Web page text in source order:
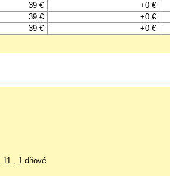
39 €
+0 €
39 €
+0 €
39 €
+0 €
1 dňové